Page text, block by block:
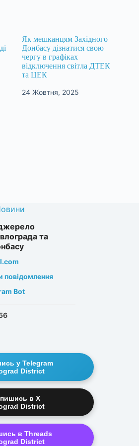
Як мешканцям Західного
Донбасу дізнатися свою
чергу в графіках
відключення світла ДТЕК
та ЦЕК
24 Жовтня, 2025
та
повідомлення
Bot
у Telegram
District
в X
District
в Threads
District